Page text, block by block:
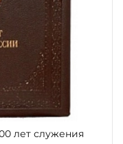
лет служения